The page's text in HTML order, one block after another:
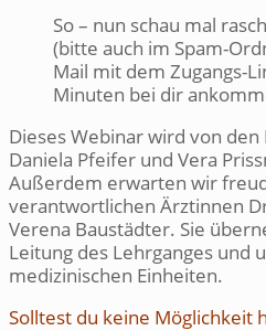
So – nun schau mal
(bitte auch im Spam-
Mail mit dem Zugangs-
Minuten bei dir
Dieses Webinar wird von
Daniela Pfeifer und Vera
Außerdem erwarten wir
verantwortlichen Ärztinnen
Verena Baustädter. Sie
Leitung des Lehrganges und
medizinischen Einheiten.
Solltest du keine Möglichkeit